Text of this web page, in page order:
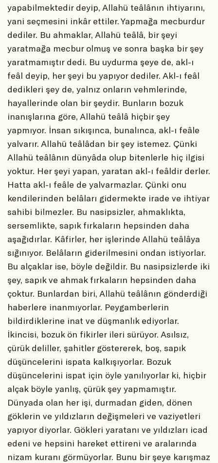
yapabilmektedir deyip, Allahü teâlânın ihtiyarını,
yani seçmesini inkâr ettiler. Yapmağa mecburdur
dediler. Bu ahmaklar, Allahü teâlâ, bir şeyi
yaratmağa mecbur olmuş ve sonra başka bir şey
yaratmamıştır dedi. Bu uydurma şeye de, akl-ı
feâl deyip, her şeyi bu yapıyor dediler. Akl-ı feâl
dedikleri şey de, yalnız onların vehmlerinde,
hayallerinde olan bir şeydir. Bunların bozuk
inanışlarına göre, Allahü teâlâ hiçbir şey
yapmıyor. İnsan sıkışınca, bunalınca, akl-ı feâle
yalvarır. Allahü teâlâdan bir şey istemez. Çünki
Allahü teâlânın dünyâda olup bitenlerle hiç ilgisi
yoktur. Her şeyi yapan, yaratan akl-ı feâldir derler.
Hatta akl-ı feâle de yalvarmazlar. Çünki onu
kendilerinden belâları gidermekte irade ve ihtiyar
sahibi bilmezler. Bu nasipsizler, ahmaklıkta,
sersemlikte, sapık fırkaların hepsinden daha
aşağıdırlar. Kâfirler, her işlerinde Allahü teâlâya
sığınıyor. Belâların giderilmesini ondan istiyorlar.
Bu alçaklar ise, böyle değildir. Bu nasipsizlerde iki
şey, sapık ve ahmak fırkaların hepsinden daha
çoktur. Bunlardan biri, Allahü teâlânın gönderdiği
haberlere inanmıyorlar. Peygamberlerin
bildirdiklerine inat ve düşmanlık ediyorlar.
İkincisi, bozuk ön fikirler ileri sürüyor. Asılsız,
çürük deliller, şahitler göstererek, boş, sapık
düşüncelerini ispata kalkışıyorlar. Bozuk
düşüncelerini ispat için öyle yanılıyorlar ki, hiçbir
alçak böyle yanlış, çürük şey yapmamıştır.
Dünyada olan her işi, durmadan giden, dönen
göklerin ve yıldızların değişmeleri ve vaziyetleri
yapıyor diyorlar. Gökleri yaratanı ve yıldızları icad
edeni ve hepsini hareket ettireni ve aralarında
nizam kuranı görmüyorlar. Bunu bir şeye karışmaz